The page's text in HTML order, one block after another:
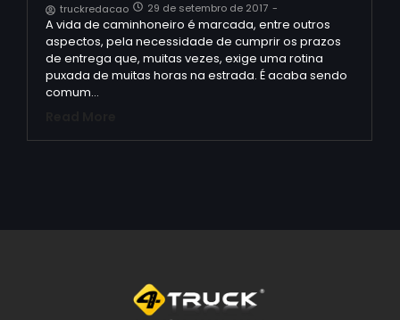
truckredacao 29 de setembro de 2017 -
A vida de caminhoneiro é marcada, entre outros
aspectos, pela necessidade de cumprir os prazos
de entrega que, muitas vezes, exige uma rotina
puxada de muitas horas na estrada. É acaba sendo
comum…